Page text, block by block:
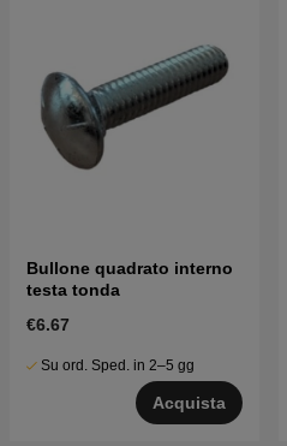
Bullone quadrato interno
testa tonda
€6.67
Su ord. Sped. in 2–5 gg
Acquista